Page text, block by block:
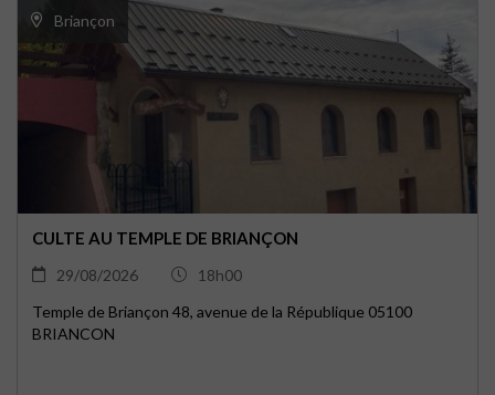
Briançon
CULTE AU TEMPLE DE BRIANÇON
29/08/2026
18h00
Temple de Briançon 48, avenue de la République 05100
BRIANCON